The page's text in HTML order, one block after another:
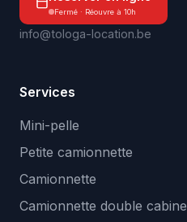
Fermé · Réouvre à 10h
info@tologa-location.be
Services
Mini-pelle
Petite camionnette
Camionnette
Camionnette double cabine